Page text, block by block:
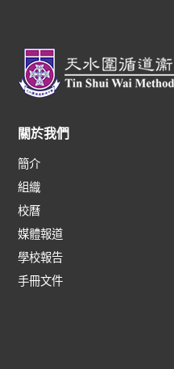
關於我們
簡介
組織
校曆
媒體報道
學校報告
手冊文件